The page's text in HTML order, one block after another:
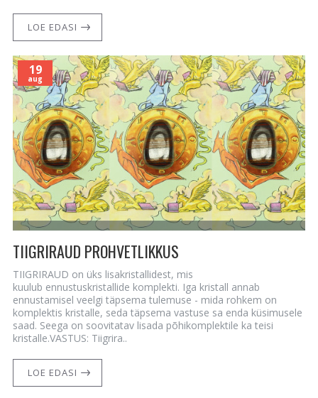
LOE EDASI
19
aug
TIIGRIRAUD PROHVETLIKKUS
TIIGRIRAUD on üks lisakristallidest, mis
kuulub ennustuskristallide komplekti. Iga kristall annab
ennustamisel veelgi täpsema tulemuse - mida rohkem on
komplektis kristalle, seda täpsema vastuse sa enda küsimusele
saad. Seega on soovitatav lisada põhikomplektile ka teisi
kristalle.VASTUS: Tiigrira..
LOE EDASI